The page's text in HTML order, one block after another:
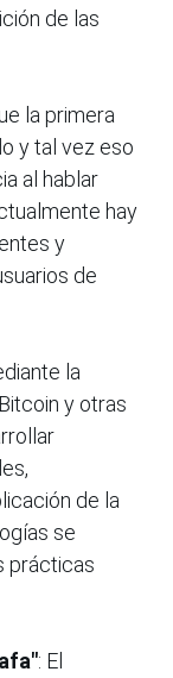
de las
la primera
y tal vez eso
al hablar
hay
y
de
la
y otras
de la
se
prácticas
: El